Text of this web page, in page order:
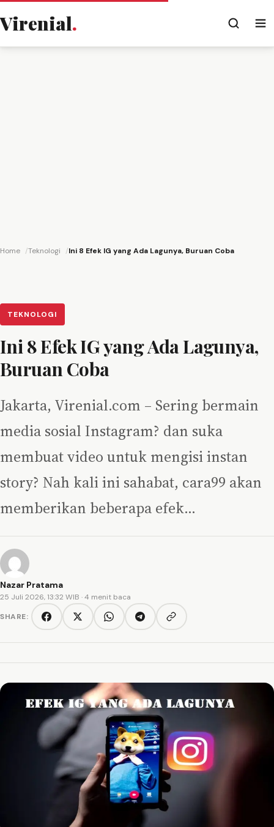
Virenial.
Home Teknologi Ini 8 Efek IG yang Ada Lagunya, Buruan Coba
TEKNOLOGI
Ini 8 Efek IG yang Ada Lagunya,
Buruan Coba
Jakarta, Virenial.com – Sering bermain
media sosial Instagram? dan suka
membuat video untuk mengisi instan
story? Nah kali ini sahabat, cara99 akan
memberikan beberapa efek…
Nazar Pratama
25 Juli 2026, 13:32 WIB · 4 menit baca
SHARE:
FacebookTwitter/XWhatsAppTelegramCopy link